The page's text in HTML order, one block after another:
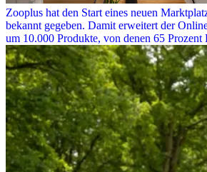
Zooplus hat den Start eines neuen
bekannt gegeben. Damit erweitert der
um 10.000 Produkte, von denen 65 Prozent